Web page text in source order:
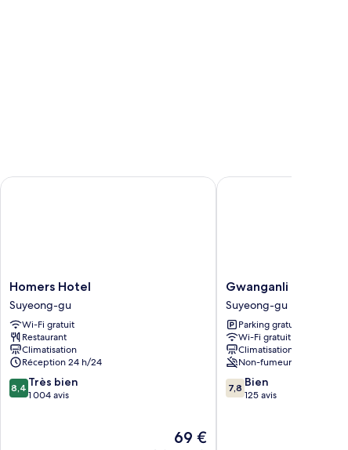
Homers
Hotel
Suyeong-
gu
Homers Hotel
Suyeong-gu
Wi-Fi gratuit
Restaurant
Climatisation
Réception 24 h/24
8.4
sur
8,4 Très bien
1 004 avis
Le
69 €
Homers Hotel
Gwanganli
Hotel
Ocean
View
Suyeong-
gu
Gwanganli Hotel
Suyeong-gu
Parking gratuit
Wi-Fi gratuit
Climatisation
Non-fumeurs
7.8
sur
7,8 Bien
125 avis
Gwanganli Hotel